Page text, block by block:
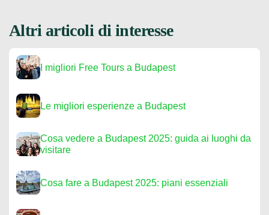
Altri articoli di interesse
I migliori Free Tours a Budapest
Le migliori esperienze a Budapest
Cosa vedere a Budapest 2025: guida ai luoghi da
visitare
Cosa fare a Budapest 2025: piani essenziali